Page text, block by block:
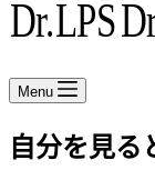
Menu
自分を見る